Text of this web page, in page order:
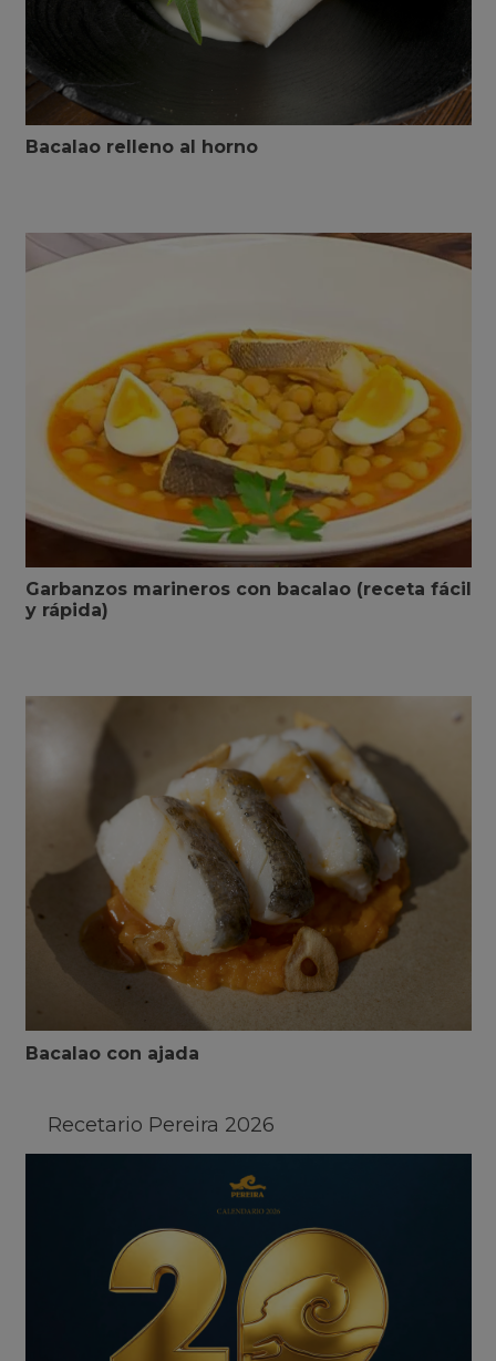
Bacalao relleno al horno
Garbanzos marineros con bacalao (receta fácil
y rápida)
Bacalao con ajada
Recetario Pereira 2026